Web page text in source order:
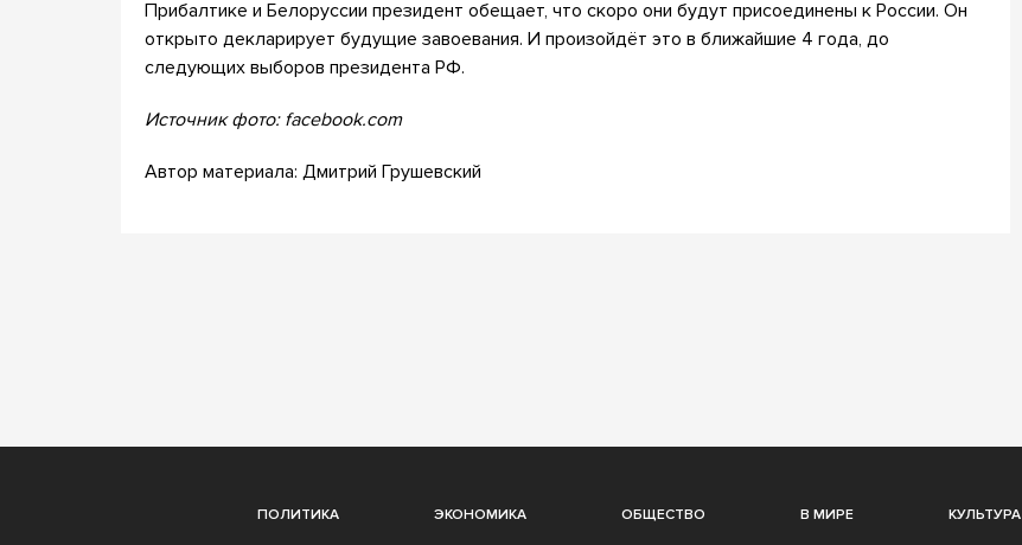
Прибалтике и Белоруссии президент обещает, что скоро они будут присоединены к России. Он
открыто декларирует будущие завоевания. И произойдёт это в ближайшие 4 года, до
следующих выборов президента РФ.
Источник фото: facebook.com
Автор материала: Дмитрий Грушевский
ПОЛИТИКА ЭКОНОМИКА ОБЩЕСТВО В МИРЕ КУЛЬТУРА